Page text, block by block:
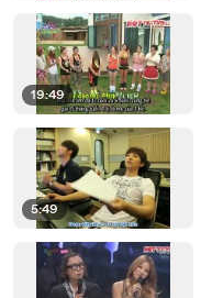
19:49
5:49